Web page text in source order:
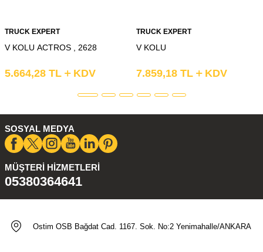
TRUCK EXPERT
V KOLU ACTROS , 2628
5.664,28 TL KDV
TRUCK EXPERT
V KOLU
7.859,18TL KDV
SOSYAL MEDYA
MÜŞTERI HIZMETLERI
05380364641
Ostim OSB Bağdat Cad. 1167. Sok. No:2 Yenimahalle/ANKARA